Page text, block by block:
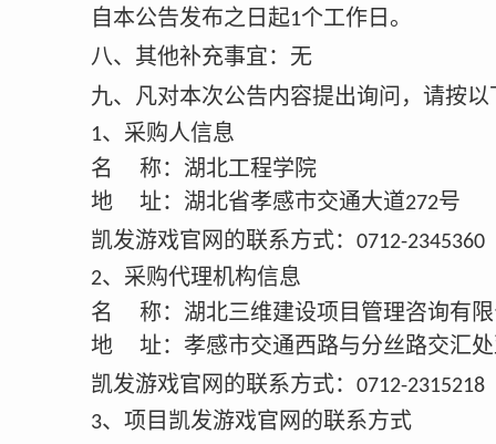
自本公告发布之日起1个工作日。
八、其他补充事宜： 无
九、 凡对本次公告内容提出询问，请按
1、采购人信息
名
称：湖北工程学院
地
址：湖北省孝感市交通大道272号
凯发游戏官网的联系方式： 0712-2345360
2、采购代理机构信息
名
称：湖北三维建设项目管理咨询有
地
址：孝感市交通西路与分丝路交汇
凯发游戏官网的联系方式： 0712-2315218
3、项目凯发游戏官网的联系方式